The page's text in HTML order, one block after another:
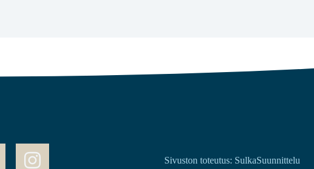
Sivuston toteutus: SulkaSuunnittelu